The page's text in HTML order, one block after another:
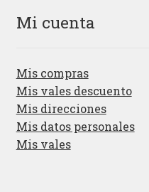
Mi cuenta
Mis compras
Mis vales descuento
Mis direcciones
Mis datos personales
Mis vales